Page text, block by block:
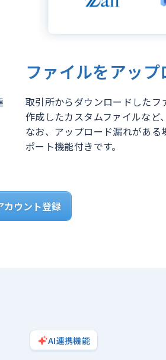
ファイルをアップ
取引所からダウンロードした
作成したカスタムファイルなど
なお、アップロード漏れがあ
ポート機能付きです。
カウント登録
AI連携機能